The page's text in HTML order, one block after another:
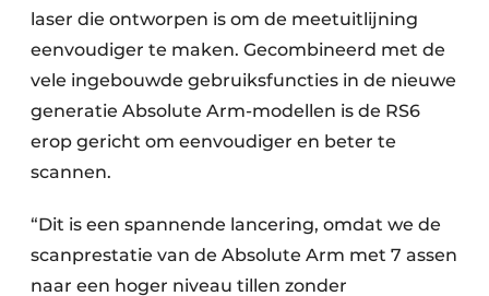
laser die ontworpen is om de meetuitlijning
eenvoudiger te maken. Gecombineerd met de
vele ingebouwde gebruiksfuncties in de nieuwe
generatie Absolute Arm-modellen is de RS6
erop gericht om eenvoudiger en beter te
scannen.
“Dit is een spannende lancering, omdat we de
scanprestatie van de Absolute Arm met 7 assen
naar een hoger niveau tillen zonder